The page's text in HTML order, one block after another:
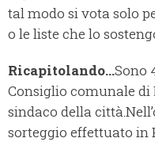
tal modo si vota solo
o le liste che lo
Ricapitolando…Sono
Consiglio comunale di
sindaco della città.
sorteggio effettuato in